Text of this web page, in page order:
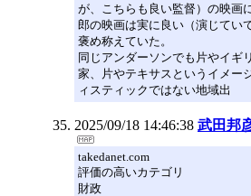
が、こちらも良い監督）の映画
郎の映画は実に良い（演じてい
褒め称えていた。
同じアンダーソンでも片やイギ
家、片やテキサスというイメー
ィスティックではない地域出
2025/09/18 14:46:38 武田邦
takedanet.com
評価の高いカテゴリ
財政